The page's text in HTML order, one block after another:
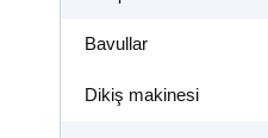
Bavullar
Dikiş makinesi